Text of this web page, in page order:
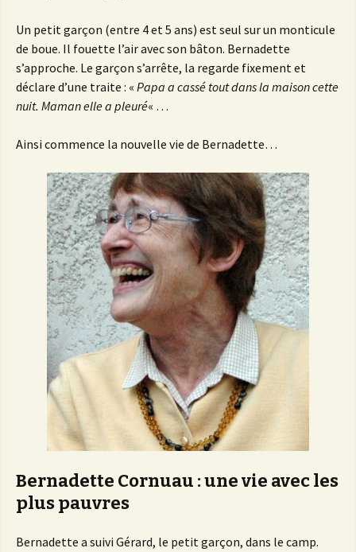
Un petit garçon (entre 4 et 5 ans) est seul sur un monticule
de boue. Il fouette l’air avec son bâton. Bernadette
s’approche. Le garçon s’arrête, la regarde fixement et
déclare d’une traite : « Papa a cassé tout dans la maison cette
nuit. Maman elle a pleuré« …
Ainsi commence la nouvelle vie de Bernadette…
Bernadette Cornuau : une vie avec les
plus pauvres
Bernadette a suivi Gérard, le petit garçon, dans le camp.